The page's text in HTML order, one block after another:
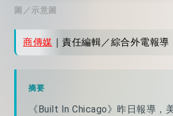
圖／示意圖
商傳媒 ｜責任編輯／綜合外電報導
摘要
《Built In Chicago》昨日報導，